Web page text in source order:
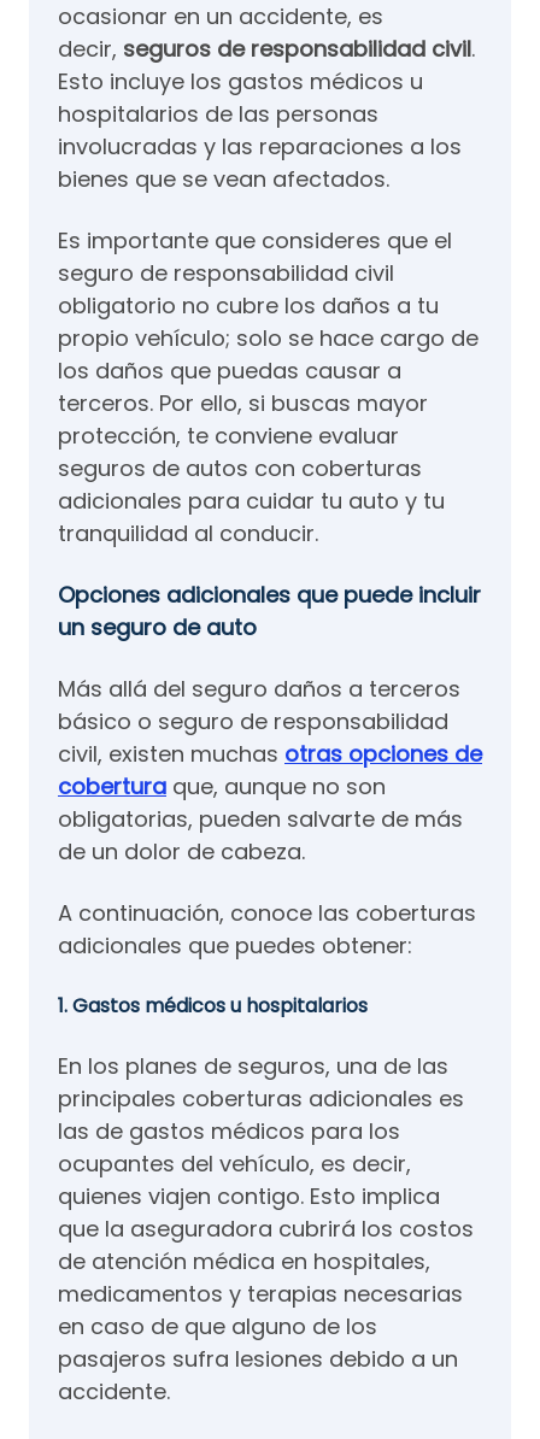
ocasionar en un accidente, es
decir, seguros de responsabilidad civil.
Esto incluye los gastos médicos u
hospitalarios de las personas
involucradas y las reparaciones a los
bienes que se vean afectados.
Es importante que consideres que el
seguro de responsabilidad civil
obligatorio no cubre los daños a tu
propio vehículo; solo se hace cargo de
los daños que puedas causar a
terceros. Por ello, si buscas mayor
protección, te conviene evaluar
seguros de autos con coberturas
adicionales para cuidar tu auto y tu
tranquilidad al conducir.
Opciones adicionales que puede incluir
un seguro de auto
Más allá del seguro daños a terceros​
básico o seguro de responsabilidad
civil, existen muchas otras opciones de
cobertura que, aunque no son
obligatorias, pueden salvarte de más
de un dolor de cabeza.
A continuación, conoce las coberturas
adicionales que puedes obtener:
1. Gastos médicos u hospitalarios
En los planes de seguros, una de las
principales coberturas adicionales es
las de gastos médicos para los
ocupantes del vehículo, es decir,
quienes viajen contigo. Esto implica
que la aseguradora cubrirá los costos
de atención médica en hospitales,
medicamentos y terapias necesarias
en caso de que alguno de los
pasajeros sufra lesiones debido a un
accidente.